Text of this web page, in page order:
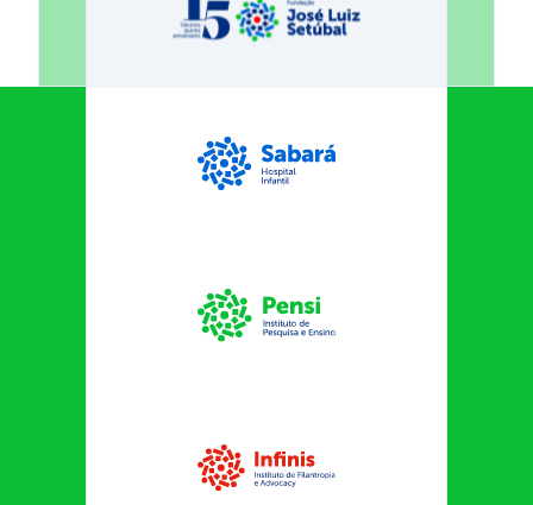
Fundação José Luiz Egydio
Sabará Hospital Infantil
Instituto Pensi
Infinis